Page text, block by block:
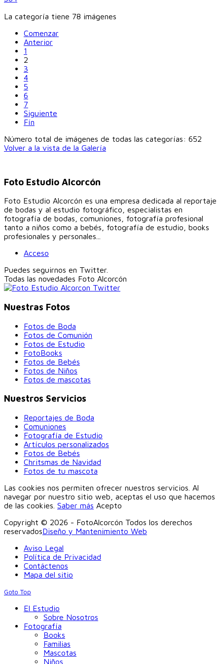
La categoría tiene 78 imágenes
Comenzar
Anterior
1
2
3
4
5
6
7
Siguiente
Fín
Número total de imágenes de todas las categorías: 652
Volver a la vista de la Galería
Foto Estudio Alcorcón
Foto Estudio Alcorcón es una empresa dedicada al reportaje
de bodas y al estudio fotográfico, especialistas en
fotografía de bodas, comuniones, fotografía profesional
tanto a niños como a bebés, fotografía de estudio, books
profesionales y personales...
Acceso
Puedes seguirnos en Twitter.
Todas las novedades Foto Alcorcón
Nuestras Fotos
Fotos de Boda
Fotos de Comunión
Fotos de Estudio
FotoBooks
Fotos de Bebés
Fotos de Niños
Fotos de mascotas
Nuestros Servicios
Reportajes de Boda
Comuniones
Fotografía de Estudio
Artículos personalizados
Fotos de Bebés
Chritsmas de Navidad
Fotos de tu mascota
Las cookies nos permiten ofrecer nuestros servicios. Al
navegar por nuestro sitio web, aceptas el uso que hacemos
de las cookies. Saber más Acepto
Copyright © 2026 - FotoAlcorcón Todos los derechos
reservadosDiseño y Mantenimiento Web
Aviso Legal
Política de Privacidad
Contáctenos
Mapa del sitio
Goto Top
El Estudio
Sobre Nosotros
Fotografía
Books
Familias
Mascotas
Niños